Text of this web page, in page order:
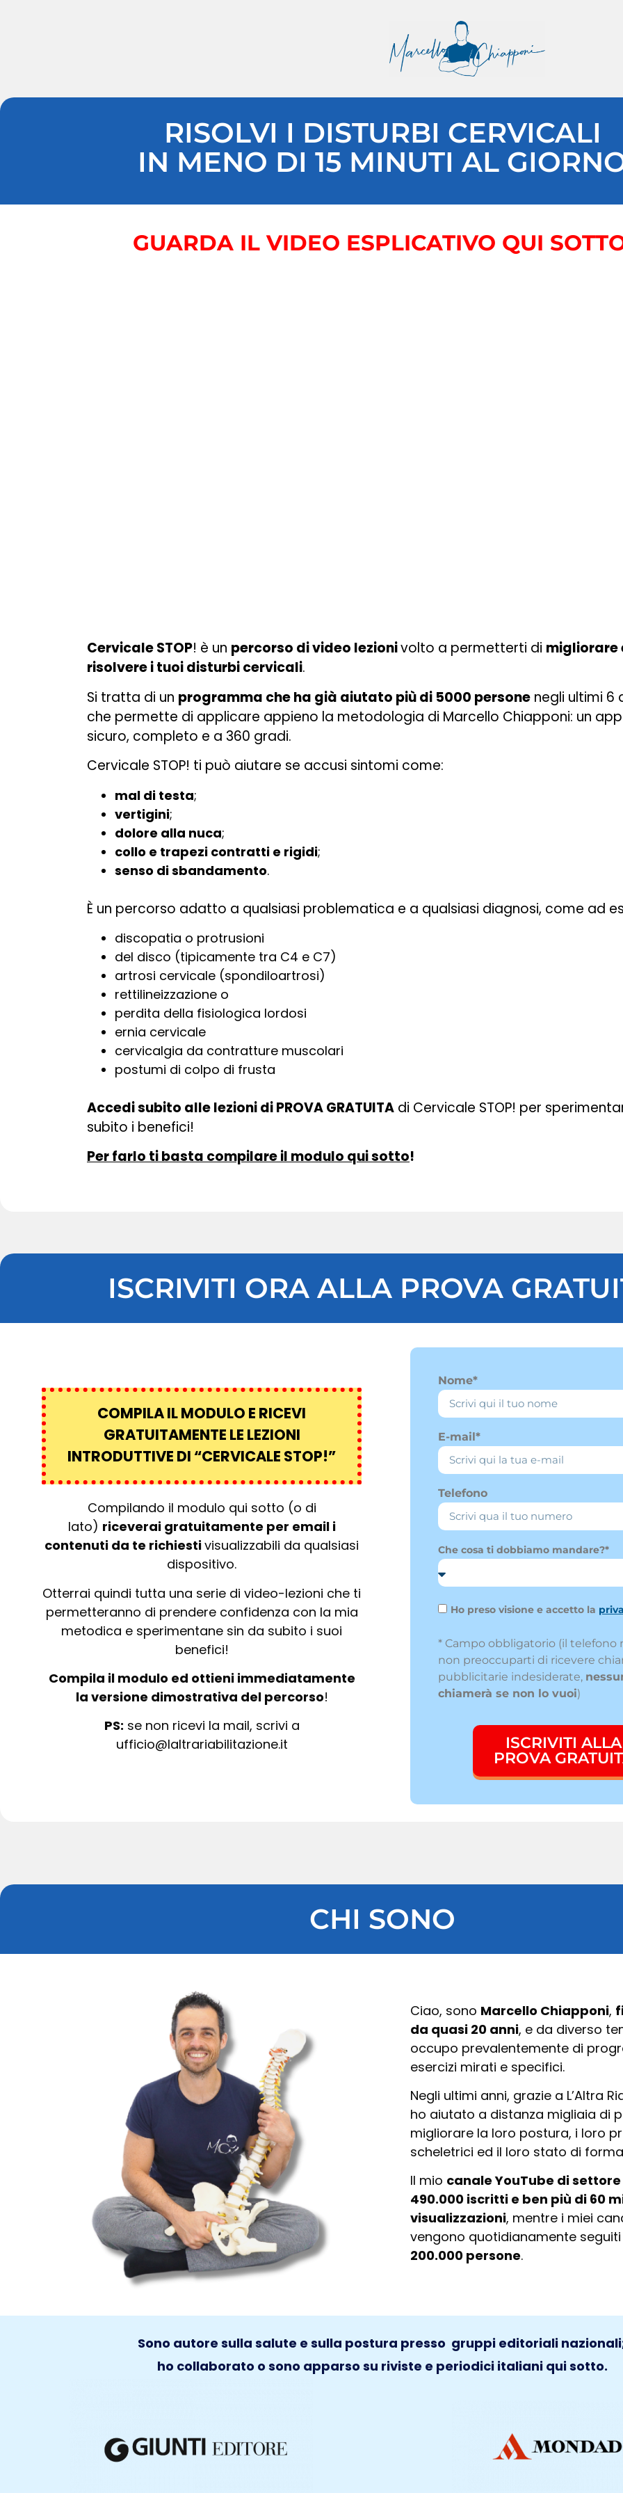
RISOLVI I DISTURBI CERVICALI
IN MENO DI 15 MINUTI AL
GUARDA IL VIDEO ESPLICATIVO QUI
Cervicale STOP! è un percorso di video lezionivolto a permetterti di migliorare
risolvere i tuoi disturbi cervicali.
Si tratta di un programma che ha già aiutato più di 5000 persone negli ultimi 6
che permette di applicare appieno la metodologia di Marcello Chiapponi: un
sicuro, completo e a 360 gradi.
Cervicale STOP! ti può aiutare se accusi sintomi come:
mal di testa;
vertigini;
dolore alla nuca;
collo e trapezi contratti e rigidi;
senso di sbandamento.
È un percorso adatto a qualsiasi problematica e a qualsiasi diagnosi, come ad
discopatia o protrusioni
del disco (tipicamente tra C4 e C7)
artrosi cervicale (spondiloartrosi)
rettilineizzazione o
perdita della fisiologica lordosi
ernia cervicale
cervicalgia da contratture muscolari
postumi di colpo di frusta
Accedi subito alle lezioni di PROVA GRATUITA di Cervicale STOP! per
subito i benefici!
Per farlo ti basta compilare il modulo qui sotto!
ISCRIVITI ORA ALLA PROVA
COMPILA IL MODULO E RICEVI
GRATUITAMENTE LE LEZIONI
INTRODUTTIVE DI “CERVICALE STOP!”
Compilando il modulo qui sotto (o di
lato) riceverai gratuitamente per email i
contenuti da te richiestivisualizzabili da qualsiasi
dispositivo.
Otterrai quindi tutta una serie di video-lezioni che ti
permetteranno di prendere confidenza con la mia
metodica e sperimentane sin da subito i suoi
benefici!
Compila il modulo ed ottieni immediatamente
la versione dimostrativa del percorso!
PS: se non ricevi la mail, scrivi a
ufficio@laltrariabilitazione.it
Nome*
E-mail*
Telefono
Che cosa ti dobbiamo mandare?*
Ho preso visione e accetto la
* Campo obbligatorio (il telefono
non preoccuparti di ricevere
pubblicitarie indesiderate,
chiamerà se non lo vuoi)
ISCRIVITI ALLA
PROVA
CHI SONO
Ciao, sono Marcello Chiapponi,
da quasi 20 anni, e da diverso
occupo prevalentemente di
esercizi mirati e specifici.
Negli ultimi anni, grazie a L’Altra
ho aiutato a distanza migliaia di
migliorare la loro postura, i loro
scheletrici ed il loro stato di
Il mio canale YouTube di
490.000 iscritti e ben più di 60
visualizzazioni, mentre i miei
vengono quotidianamente
200.000 persone.
Sono autore sulla salute e sulla postura presso gruppi editoriali
ho collaborato o sono apparso su riviste e periodici italiani qui sotto.